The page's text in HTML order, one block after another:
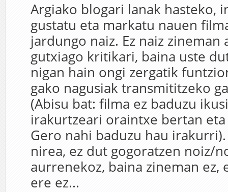
Argiako blogari lanak hasteko,
gustatu eta markatu nauen
jardungo naiz. Ez naiz zineman
gutxiago kritikari, baina uste
nigan hain ongi zergatik
gako nagusiak transmititzeko
(Abisu bat: filma ez baduzu
irakurtzeari oraintxe bertan
Gero nahi baduzu hau
nirea, ez dut gogoratzen noiz/
aurrenekoz, baina zineman ez,
ere ez...